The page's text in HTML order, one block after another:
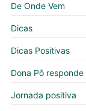
De Onde Vem
Dicas
Dicas Positivas
Dona Pô responde
Jornada positiva